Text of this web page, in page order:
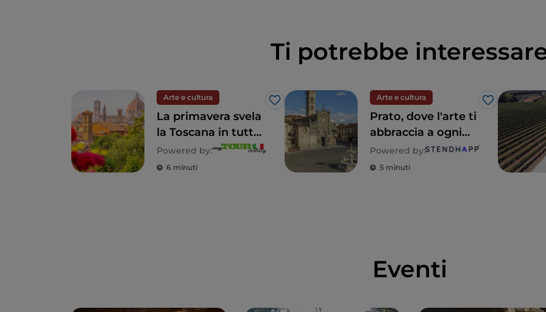
Ti potrebbe
Arte e cultura
Like
La primavera svela
la Toscana in tutto
il suo splendore
Powered by:
6 minuti
Arte e cultura
Like
Prato, dove l'arte ti
abbraccia a ogni
passo
Powered by:
5 minuti
Eventi